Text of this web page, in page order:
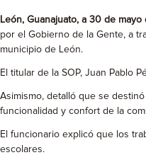
León, Guanajuato, a 30 de mayo
por el Gobierno de la Gente, a
municipio de León.
El titular de la SOP, Juan Pablo
Asimismo, detalló que se
funcionalidad y confort de la
El funcionario explicó que los
escolares.